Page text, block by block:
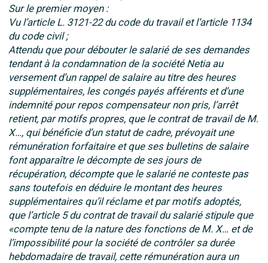
Sur le premier moyen :
Vu l’article L. 3121-22 du code du travail et l’article 1134
du code civil ;
Attendu que pour débouter le salarié de ses demandes
tendant à la condamnation de la société Netia au
versement d’un rappel de salaire au titre des heures
supplémentaires, les congés payés afférents et d’une
indemnité pour repos compensateur non pris, l’arrêt
retient, par motifs propres, que le contrat de travail de M.
X…, qui bénéficie d’un statut de cadre, prévoyait une
rémunération forfaitaire et que ses bulletins de salaire
font apparaître le décompte de ses jours de
récupération, décompte que le salarié ne conteste pas
sans toutefois en déduire le montant des heures
supplémentaires qu’il réclame et par motifs adoptés,
que l’article 5 du contrat de travail du salarié stipule que
«compte tenu de la nature des fonctions de M. X… et de
l’impossibilité pour la société de contrôler sa durée
hebdomadaire de travail, cette rémunération aura un